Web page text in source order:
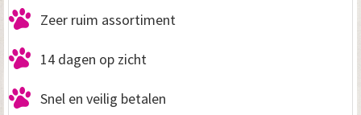
Zeer ruim assortiment
14 dagen op zicht
Snel en veilig betalen